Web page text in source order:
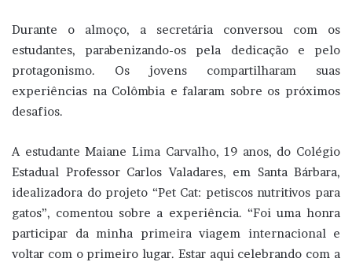
Durante o almoço, a secretária conversou com os
estudantes, parabenizando-os pela dedicação e pelo
protagonismo. Os jovens compartilharam suas
experiências na Colômbia e falaram sobre os próximos
desafios.
A estudante Maiane Lima Carvalho, 19 anos, do Colégio
Estadual Professor Carlos Valadares, em Santa Bárbara,
idealizadora do projeto “Pet Cat: petiscos nutritivos para
gatos”, comentou sobre a experiência. “Foi uma honra
participar da minha primeira viagem internacional e
voltar com o primeiro lugar. Estar aqui celebrando com a